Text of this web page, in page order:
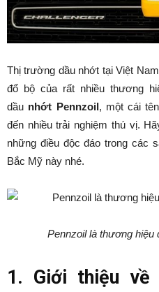
Thị trường dầu nhớt tại Việt
đổ bộ của rất nhiều thương
dầu nhớt Pennzoil, một cái
đến nhiều trải nghiệm thú vị.
những điều độc đáo trong các
Bắc Mỹ này nhé.
Pennzoil là thương hiệu
1. Giới thiệu về